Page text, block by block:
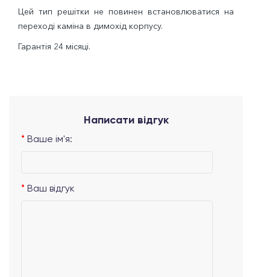
Цей тип решітки не повинен встановлюватися на
переході каміна в димохід корпусу.
Гарантія 24 місяці.
Написати відгук
Ваше ім'я:
Ваш відгук